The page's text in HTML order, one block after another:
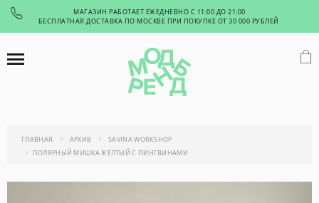
МАГАЗИН РАБОТАЕТ ЕЖЕДНЕВНО С 11:00 ДО 21:00
БЕСПЛАТНАЯ ДОСТАВКА ПО МОСКВЕ ПРИ ПОКУПКЕ ОТ 30 000 РУБЛЕЙ
ГЛАВНАЯ АРХИВ
SAVINA WORKSHOP
ПОЛЯРНЫЙ МИШКА ЖЕЛТЫЙ С ПИНГВИНАМИ